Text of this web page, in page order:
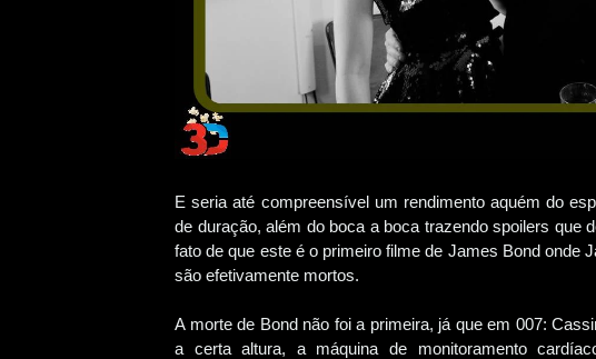
E seria até compreensível um rendimento aquém do
de duração, além do boca a boca trazendo spoilers que
fato de que este é o primeiro filme de James Bond onde
são efetivamente mortos.
A morte de Bond não foi a primeira, já que em 007:
a certa altura, a máquina de monitoramento